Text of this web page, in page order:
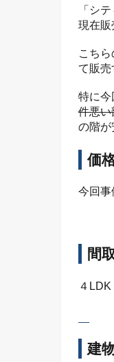
「シ
現在販
こち
て販売
特に今
件悪い
の階が
価
今回事
間
４
建